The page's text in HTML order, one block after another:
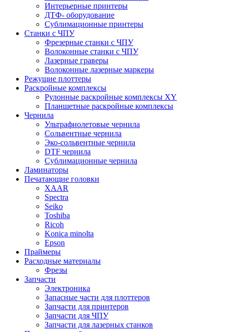
Интерьерные принтеры
ДТФ- оборудование
Сублимационные принтеры
Станки с ЧПУ
Фрезерные станки с ЧПУ
Волоконные станки с ЧПУ
Лазерные граверы
Волоконные лазерные маркеры
Режущие плоттеры
Раскройные комплексы
Рулонные раскройные комплексы XY
Планшетные раскройные комплексы
Чернила
Ультрафиолетовые чернила
Сольвентные чернила
Эко-сольвентные чернила
DTF чернила
Сублимационные чернила
Ламинаторы
Печатающие головки
XAAR
Spectra
Seiko
Toshiba
Ricoh
Konica minolta
Epson
Праймеры
Расходные материалы
Фрезы
Запчасти
Электроника
Запасные части для плоттеров
Запчасти для принтеров
Запчасти для ЧПУ
Запчасти для лазерных станков